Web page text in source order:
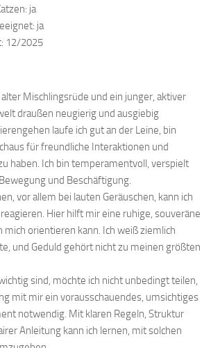
ja
ja
12/2025
alter Mischlingsrüde und ein junger, aktiver
draußen neugierig und ausgiebig
laufe ich gut an der Leine, bin
für freundliche Interaktionen und
haben. Ich bin temperamentvoll, verspielt
und Beschäftigung.
vor allem bei lauten Geräuschen, kann ich
Hier hilft mir eine ruhige, souveräne
mich orientieren kann. Ich weiß ziemlich
und Geduld gehört nicht zu meinen größten
sind, möchte ich nicht unbedingt teilen,
mit mir ein vorausschauendes, umsichtiges
notwendig. Mit klaren Regeln, Struktur
Anleitung kann ich lernen, mit solchen